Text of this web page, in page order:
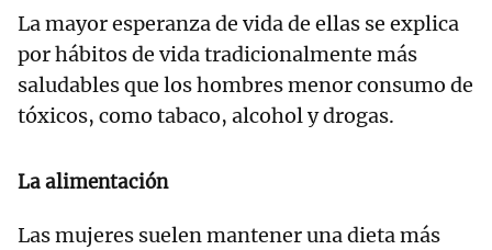
La mayor esperanza de vida de ellas se explica
por hábitos de vida tradicionalmente más
saludables que los hombres menor consumo de
tóxicos, como tabaco, alcohol y drogas.
La alimentación
Las mujeres suelen mantener una dieta más